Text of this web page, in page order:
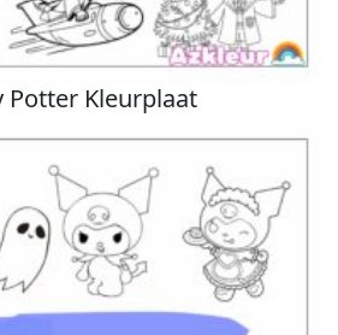
Potter Kleurplaat